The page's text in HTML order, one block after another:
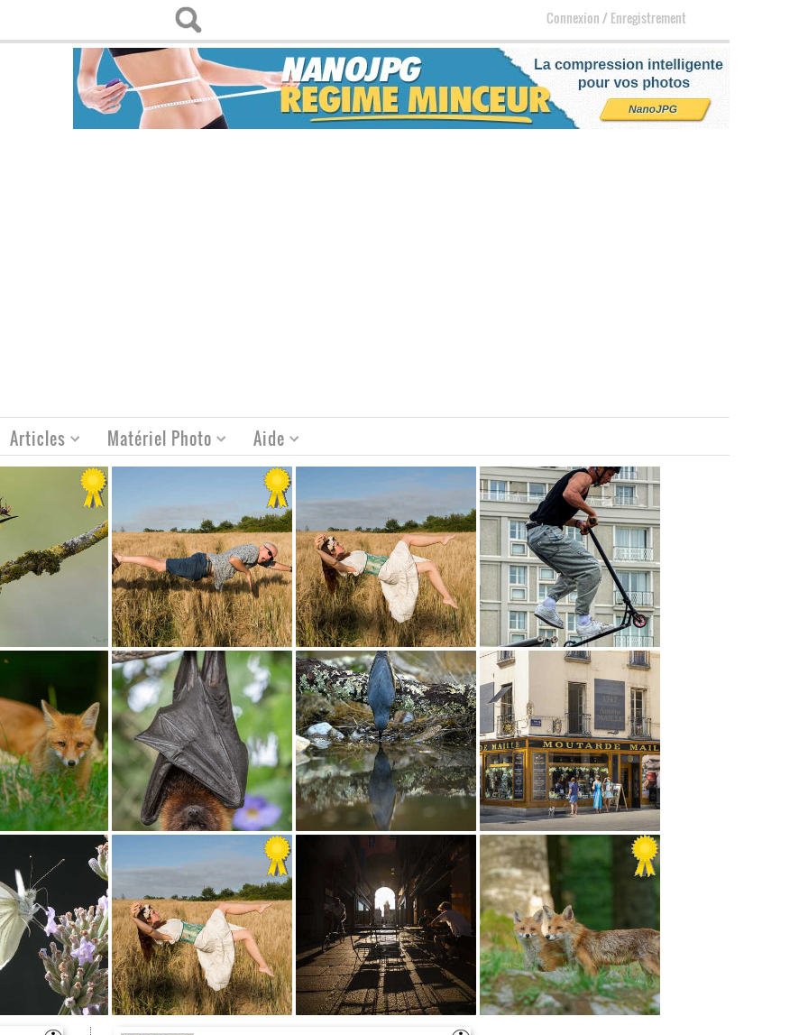
Connexion/Enregistrement
Articles Matériel Photo Aide